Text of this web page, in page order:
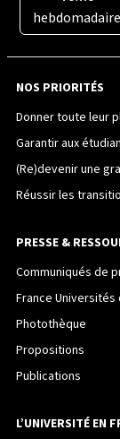
hebdomadaire
NOS PRIORITÉS
Donner toute leur
Garantir aux
(Re)devenir une
Réussir les
PRESSE &
Communiqués de
France Universités
Photothèque
Propositions
Publications
L’UNIVERSITÉ EN